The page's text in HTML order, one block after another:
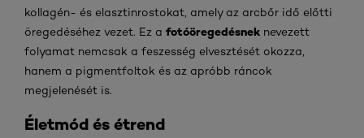
kollagén- és elasztinrostokat, amely az arcbőr idő előtti
öregedéséhez vezet. Ez a fotóöregedésnek nevezett
folyamat nemcsak a feszesség elvesztését okozza,
hanem a pigmentfoltok és az apróbb ráncok
megjelenését is.
Életmód és étrend